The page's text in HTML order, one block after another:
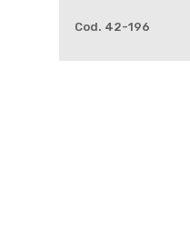
Cod. 42-196